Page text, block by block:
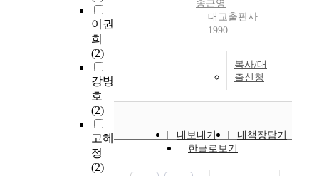
이권
희
(2)
강병
호
(2)
고혜
정
(2)
송근영
대교출판사
1990
복사/대
출신청
내보내기
내책장담기
한글로보기